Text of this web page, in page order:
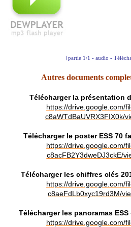
[partie 1/1 - audio -
Autres documents
Télécharger la présentation
https://drive.google.com/
c8aWTdBaUVRX3FIX0k/
Télécharger le poster ESS 70
https://drive.google.com/
c8acFB2Y3dweDJ3ckE/
Télécharger les chiffres clés
https://drive.google.com/
c8aeFdLb0xyc19rd3M/
Télécharger les panoramas ESS
https://drive.google.com/